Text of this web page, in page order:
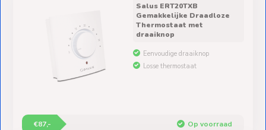
Salus ERT20TXB
Gemakkelijke Draadloze
Thermostaat met
draaiknop
Eenvoudige draaiknop
Losse thermostaat
€87,- Op voorraad